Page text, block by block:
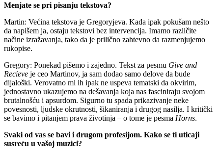
Menjate se pri pisanju tekstova?
Martin: Većina tekstova je Gregoryjeva. Kada ipak pokušam nešto
da napišem ja, ostaju tekstovi bez intervencija. Imamo različite
načine izražavanja, tako da je prilično zahtevno da razmenjujemo
rukopise.
Gregory: Ponekad pišemo i zajedno. Tekst za pesmu Give and
Recieve je ceo Martinov, ja sam dodao samo delove da bude
dijaloški. Verovatno mi ih ipak ne uspeva tematski da okvirim,
jednostavno ukazujemo na dešavanja koja nas fasciniraju svojom
brutalnošću i apsurdom. Sigurno tu spada prikazivanje neke
povesnosti, ljudske okrutnosti, šikaniranja i drugog nasilja. I kritički
se bavimo i pitanjem prava životinja – o tome je pesma Horns.
Svaki od vas se bavi i drugom profesijom. Kako se ti uticaji
susreću u vašoj muzici?